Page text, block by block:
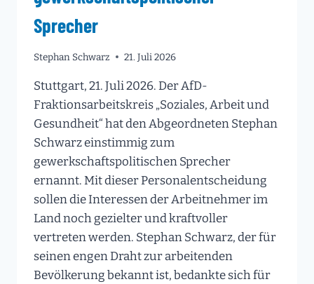
Sprecher
Stephan Schwarz 21. Juli 2026
Stuttgart, 21. Juli 2026. Der AfD-
Fraktionsarbeitskreis „Soziales, Arbeit und
Gesundheit“ hat den Abgeordneten Stephan
Schwarz einstimmig zum
gewerkschaftspolitischen Sprecher
ernannt. Mit dieser Personalentscheidung
sollen die Interessen der Arbeitnehmer im
Land noch gezielter und kraftvoller
vertreten werden. Stephan Schwarz, der für
seinen engen Draht zur arbeitenden
Bevölkerung bekannt ist, bedankte sich für